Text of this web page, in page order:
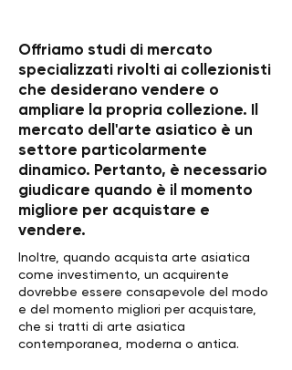
Offriamo studi di mercato
specializzati rivolti ai collezionisti
che desiderano vendere o
ampliare la propria collezione. Il
mercato dell'arte asiatico è un
settore particolarmente
dinamico. Pertanto, è necessario
giudicare quando è il momento
migliore per acquistare e
vendere.
Inoltre, quando acquista arte asiatica
come investimento, un acquirente
dovrebbe essere consapevole del modo
e del momento migliori per acquistare,
che si tratti di arte asiatica
contemporanea, moderna o antica.